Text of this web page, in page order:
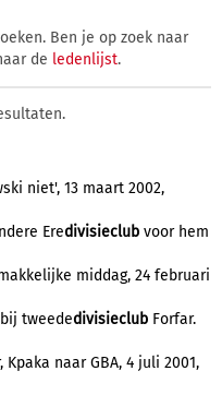
Ben je op zoek naar
de ledenlijst.
niet', 13 maart 2002,
Eredivisieclub voor hem
middag, 24 februari
tweededivisieclub Forfar.
naar GBA, 4 juli 2001,